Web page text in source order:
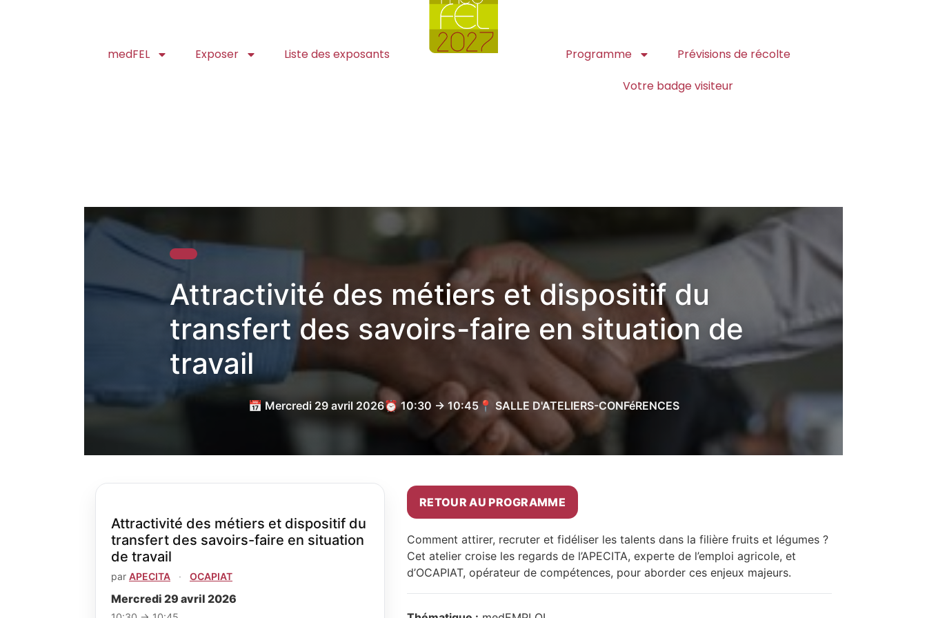
medFEL Exposer Liste des exposants Programme
Prévisions de récolte
Votre badge visiteur
Attractivité des métiers et dispositif du
transfert des savoirs-faire en situation de
travail
📅 Mercredi 29 avril 2026⏰ 10:30 → 10:45📍 SALLE D'ATELIERS-CONFéRENCES
Attractivité des métiers et dispositif du
transfert des savoirs-faire en situation
de travail
par APECITA · OCAPIAT
Mercredi 29 avril 2026
RETOUR AU PROGRAMME
Comment attirer, recruter et fidéliser les talents dans la filière fruits et légumes ?
Cet atelier croise les regards de l’APECITA, experte de l’emploi agricole, et
d’OCAPIAT, opérateur de compétences, pour aborder ces enjeux majeurs.